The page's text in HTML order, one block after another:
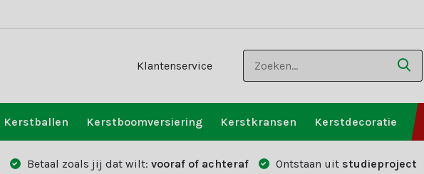
Klantenservice
Kerstballen Kerstboomversiering Kerstkransen Kerstdecoratie
Betaal zoals jij dat wilt: vooraf of achteraf Ontstaan uit studieproject